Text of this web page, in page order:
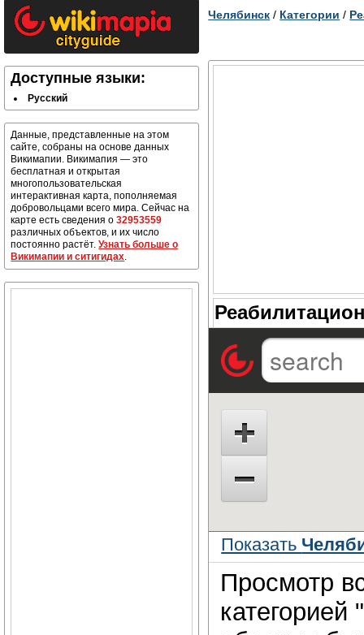
Доступные языки:
Русский
Данные, представленные на этом
сайте, собраны на основе данных
Викимапии. Викимапия — это
бесплатная и открытая
многопользовательская
интерактивная карта, пополняемая
добровольцами всего мира. Сейчас на
карте есть сведения о32953559
различных объектов, и их число
постоянно растёт.Узнать больше о
Викимапии и ситигидах.
Челябинск / Категории /
Показать
Просмотр